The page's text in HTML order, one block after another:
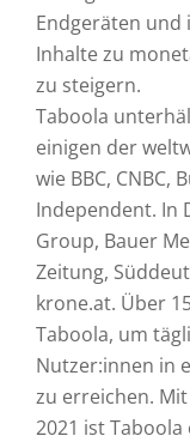
Endgeräten und
Inhalte zu
zu steigern.
Taboola
einigen der
wie BBC, CNBC,
Independent. In
Group, Bauer
Zeitung,
krone.at. Über
Taboola, um
Nutzer:innen in
zu erreichen.
2021 ist